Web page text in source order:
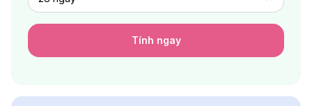
Tính ngay